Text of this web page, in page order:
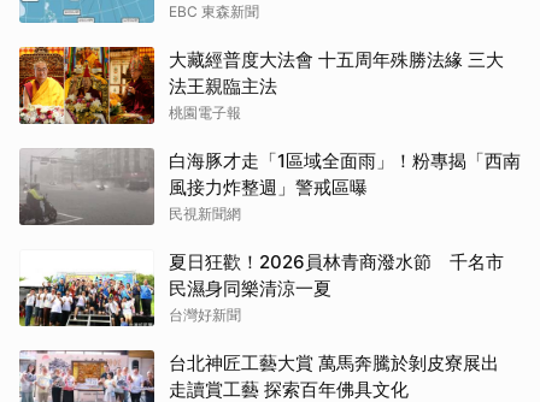
EBC 東森新聞
大藏經普度大法會 十五周年殊勝法緣 三大
法王親臨主法
桃園電子報
白海豚才走「1區域全面雨」！粉專揭「西南
風接力炸整週」警戒區曝
民視新聞網
夏日狂歡！2026員林青商潑水節 千名市
民濕身同樂清涼一夏
台灣好新聞
台北神匠工藝大賞 萬馬奔騰於剝皮寮展出
走讀賞工藝 探索百年佛具文化